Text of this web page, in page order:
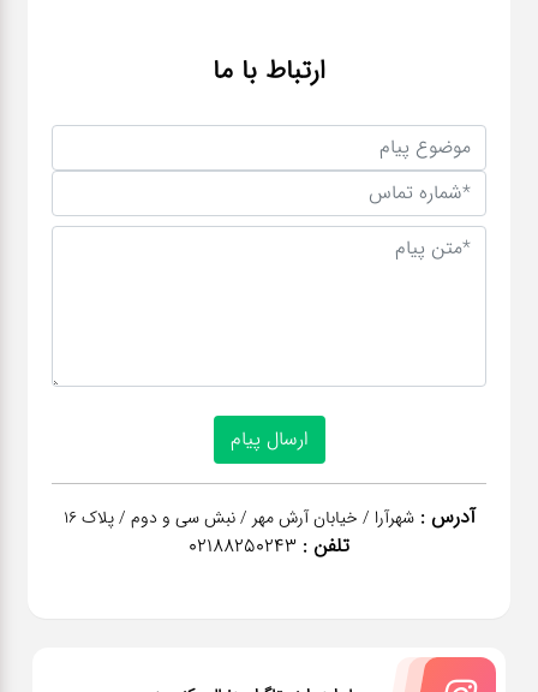
ارتباط با ما
آدرس : شهرآرا / خیابان آرش مهر / نبش سی و دوم / پلاک 16
تلفن : 02188250243